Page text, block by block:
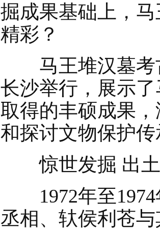
掘成果基础上，
精彩？
马王堆汉墓考
长沙举行，展示
取得的丰硕成果
和探讨文物保护
惊世发掘 出土
1972年至1974
丞相、轪侯利苍